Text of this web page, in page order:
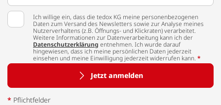
Ich willige ein, dass die tedox KG meine personenbezogenen
Daten zum Versand des Newsletters sowie zur Analyse meines
Nutzerverhaltens (z.B. Öffnungs- und Klickraten) verarbeitet.
Weitere Informationen zur Datenverarbeitung kann ich der
Datenschutzerklärung entnehmen. Ich wurde darauf
hingewiesen, dass ich meine persönlichen Daten jederzeit
einsehen und meine Einwilligung jederzeit widerrufen kann. *
Jetzt anmelden
* Pflichtfelder